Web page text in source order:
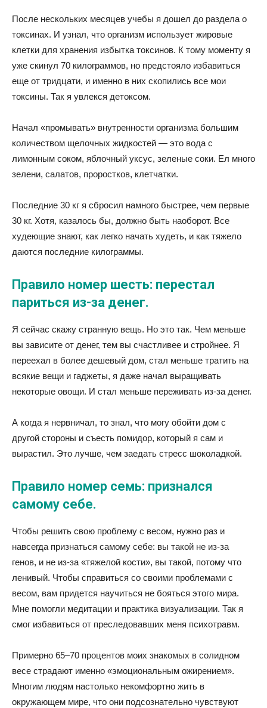
После нескольких месяцев учебы я дошел до раздела о
токсинах. И узнал, что организм использует жировые
клетки для хранения избытка токсинов. К тому моменту я
уже скинул 70 килограммов, но предстояло избавиться
еще от тридцати, и именно в них скопились все мои
токсины. Так я увлекся детоксом.
Начал «промывать» внутренности организма большим
количеством щелочных жидкостей — это вода с
лимонным соком, яблочный уксус, зеленые соки. Ел много
зелени, салатов, проростков, клетчатки.
Последние 30 кг я сбросил намного быстрее, чем первые
30 кг. Хотя, казалось бы, должно быть наоборот. Все
худеющие знают, как легко начать худеть, и как тяжело
даются последние килограммы.
Правило номер шесть: перестал
париться из-за денег.
Я сейчас скажу странную вещь. Но это так. Чем меньше
вы зависите от денег, тем вы счастливее и стройнее. Я
переехал в более дешевый дом, стал меньше тратить на
всякие вещи и гаджеты, я даже начал выращивать
некоторые овощи. И стал меньше переживать из-за денег.
А когда я нервничал, то знал, что могу обойти дом с
другой стороны и съесть помидор, который я сам и
вырастил. Это лучше, чем заедать стресс шоколадкой.
Правило номер семь: признался
самому себе.
Чтобы решить свою проблему с весом, нужно раз и
навсегда признаться самому себе: вы такой не из-за
генов, и не из-за «тяжелой кости», вы такой, потому что
ленивый. Чтобы справиться со своими проблемами с
весом, вам придется научиться не бояться этого мира.
Мне помогли медитации и практика визуализации. Так я
смог избавиться от преследовавших меня психотравм.
Примерно 65–70 процентов моих знакомых в солидном
весе страдают именно «эмоциональным ожирением».
Многим людям настолько некомфортно жить в
окружающем мире, что они подсознательно чувствуют